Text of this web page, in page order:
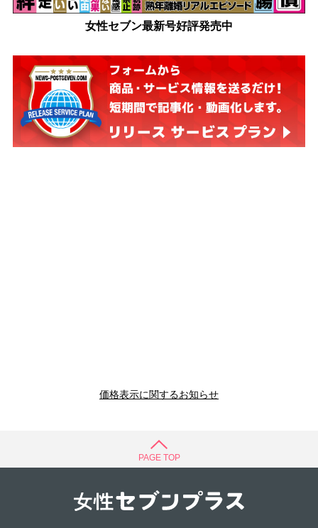
女性セブン最新号好評発売中
価格表示に関するお知らせ
PAGE TOP